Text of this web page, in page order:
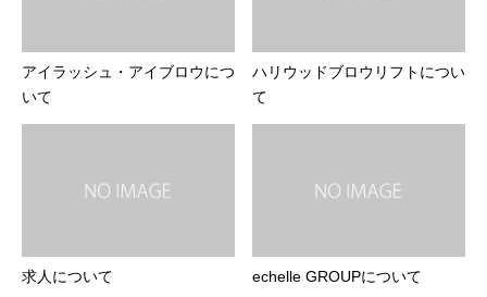
アイラッシュ・アイブロウにつ
いて
ハリウッドブロウリフトについ
て
求人について echelle GROUPについて